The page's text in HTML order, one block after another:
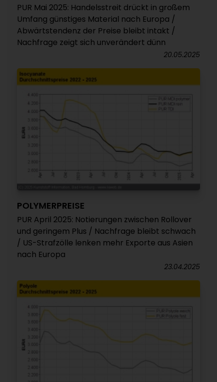
PUR Mai 2025: Handelsstreit drückt in großem
Umfang günstiges Material nach Europa /
Abwärtstendenz der Preise bleibt intakt /
Nachfrage zeigt sich unverändert dünn
20.05.2025
POLYMERPREISE
PUR April 2025: Notierungen zwischen Rollover
und geringem Plus / Nachfrage bleibt schwach
/ US-Strafzölle lenken mehr Exporte aus Asien
nach Europa
23.04.2025